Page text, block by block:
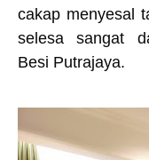
cakap menyesal
selesa sangat
Besi Putrajaya.